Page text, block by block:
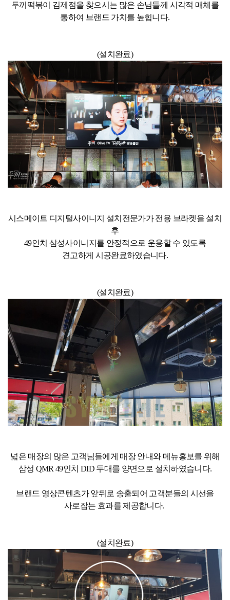
두끼떡볶이 김제점을 찾으시는 많은 손님들께 시각적 매체를
통하여 브랜드 가치를 높힙니다.
(설치완료)
시스메이트 디지털사이니지 설치전문가가 전용 브라켓을 설치
후
49인치 삼성사이니지를 안정적으로 운용할 수 있도록
견고하게 시공완료하였습니다.
(설치완료)
넓은 매장의 많은 고객님들에게 매장 안내와 메뉴홍보를 위해
삼성 QMR 49인치 DID 두대를 양면으로 설치하였습니다.
브랜드 영상콘텐츠가 앞뒤로 송출되어 고객분들의 시선을
사로잡는 효과를 제공합니다.
(설치완료)